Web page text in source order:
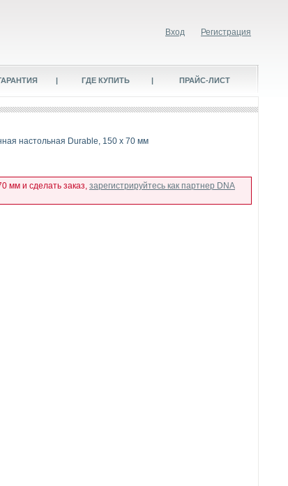
Вход Регистрация
| ГДЕ КУПИТЬ | ПРАЙС-ЛИСТ
настольная Durable, 150 x 70 мм
мм и сделать заказ, зарегистрируйтесь как партнер DNA